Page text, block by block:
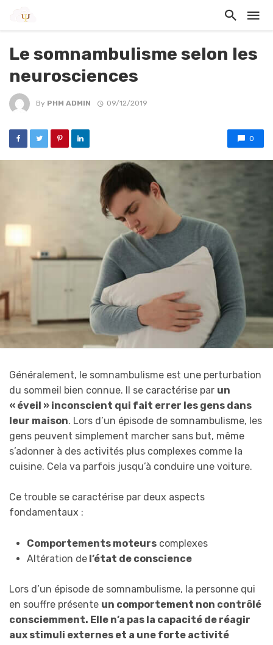
Le somnambulisme selon les
neurosciences
By PHM ADMIN 09/12/2019
0
Généralement, le somnambulisme est une perturbation
du sommeil bien connue. Il se caractérise par un
« éveil » inconscient qui fait errer les gens dans
leur maison. Lors d’un épisode de somnambulisme, les
gens peuvent simplement marcher sans but, même
s’adonner à des activités plus complexes comme la
cuisine. Cela va parfois jusqu’à conduire une voiture.
Ce trouble se caractérise par deux aspects
fondamentaux :
Comportements moteurscomplexes
Altération del’état de conscience
Lors d’un épisode de somnambulisme, la personne qui
en souffre présente un comportement non contrôlé
consciemment. Elle n’a pas la capacité de réagir
aux stimuli externes et a une forte activité